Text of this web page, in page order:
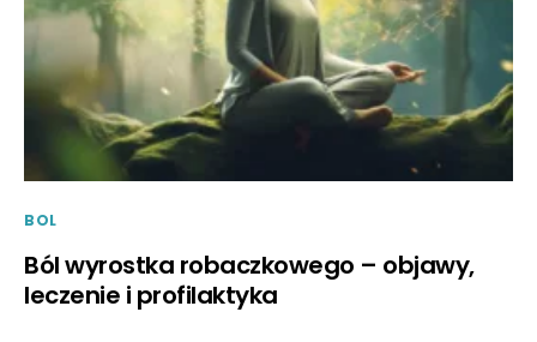
BOL
Ból wyrostka robaczkowego – objawy,
leczenie i profilaktyka